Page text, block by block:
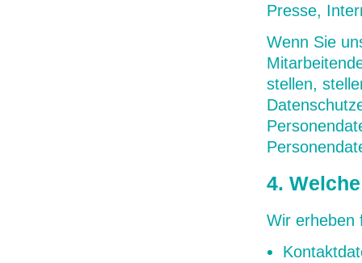
Presse,
Wenn Sie
stellen,
4.
Wir erheben